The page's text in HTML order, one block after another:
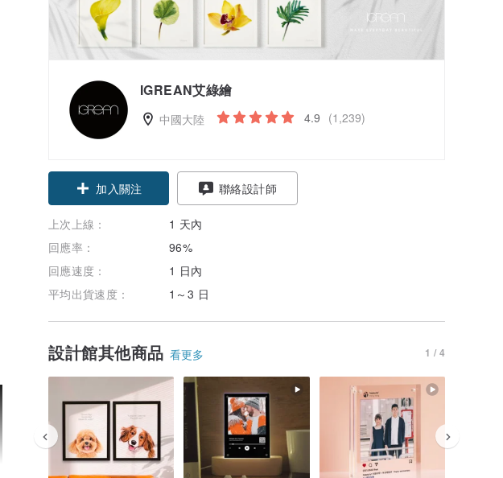
IGREAN艾綠繪
中國大陸 4.9 (1,239)
加入關注 聯絡設計師
上次上線：
1 天內
回應率：
96%
回應速度：
1 日內
平均出貨速度：
1～3 日
設計館其他商品 看更多 1 / 4